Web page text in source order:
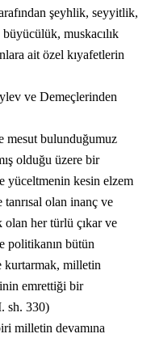
şeyhlik, seyyitlik,
muskacılık
ait özel kıyafetlerin
ve Demeçlerinden
mesut bulunduğumuz
olduğu üzere bir
yüceltmenin kesin elzem
olan inanç ve
olan her türlü çıkar ve
politikanın bütün
kurtarmak, milletin
emrettiği bir
sh. 330)
milletin devamına